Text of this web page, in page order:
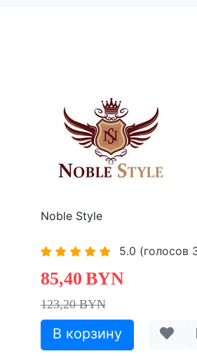
Noble Style
5.0 (голосов
85,40 BYN
123,20 BYN